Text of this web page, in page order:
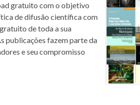
gratuito com o objetivo
de difusão científica com
de toda a sua
publicações fazem parte da
e seu compromisso